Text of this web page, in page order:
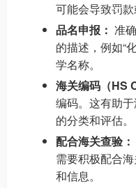
可能会导致罚款
品名申报： 准
的描述，例如“
学名称。
海关编码（HS
编码。这有助
的分类和评估。
配合海关查验：
需要积极配合
和信息。